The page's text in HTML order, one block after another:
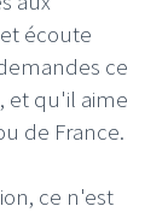
écoute
ce
et qu'il aime
de France.
ce n'est